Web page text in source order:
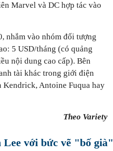
Marvel và DC hợp tác vào
nhắm vào nhóm đối tượng
5 USD/tháng (có quảng
nội dung cao cấp). Bên
tài khác trong giới điện
Kendrick, Antoine Fuqua hay
Theo Variety
Lee với bức vẽ "bố già"